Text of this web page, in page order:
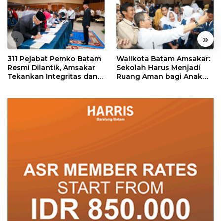
« »
311 Pejabat Pemko Batam
Resmi Dilantik, Amsakar
Tekankan Integritas dan
Walikota Batam Amsakar:
Sekolah Harus Menjadi
Ruang Aman bagi Anak